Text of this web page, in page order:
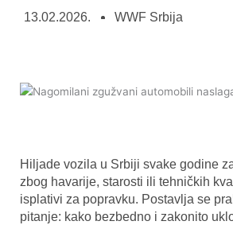
13.02.2026. WWF Srbija
Hiljade vozila u Srbiji svake godine
zbog havarije, starosti ili tehničkih
isplativi za popravku. Postavlja se
pitanje: kako bezbedno i zakonito